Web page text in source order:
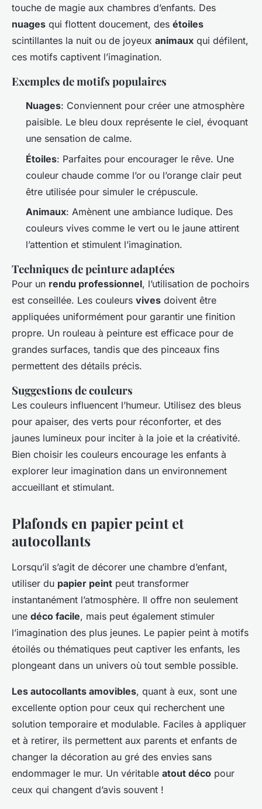
touche de magie aux chambres d’enfants. Des
nuages qui flottent doucement, des étoiles
scintillantes la nuit ou de joyeux animaux qui défilent,
ces motifs captivent l’imagination.
Exemples de motifs populaires
Nuages: Conviennent pour créer une atmosphère
paisible. Le bleu doux représente le ciel, évoquant
une sensation de calme.
Étoiles: Parfaites pour encourager le rêve. Une
couleur chaude comme l’or ou l’orange clair peut
être utilisée pour simuler le crépuscule.
Animaux: Amènent une ambiance ludique. Des
couleurs vives comme le vert ou le jaune attirent
l’attention et stimulent l’imagination.
Techniques de peinture adaptées
Pour un rendu professionnel, l’utilisation de pochoirs
est conseillée. Les couleurs vives doivent être
appliquées uniformément pour garantir une finition
propre. Un rouleau à peinture est efficace pour de
grandes surfaces, tandis que des pinceaux fins
permettent des détails précis.
Suggestions de couleurs
Les couleurs influencent l’humeur. Utilisez des bleus
pour apaiser, des verts pour réconforter, et des
jaunes lumineux pour inciter à la joie et la créativité.
Bien choisir les couleurs encourage les enfants à
explorer leur imagination dans un environnement
accueillant et stimulant.
Plafonds en papier peint et
autocollants
Lorsqu’il s’agit de décorer une chambre d’enfant,
utiliser du papier peint peut transformer
instantanément l’atmosphère. Il offre non seulement
une déco facile, mais peut également stimuler
l’imagination des plus jeunes. Le papier peint à motifs
étoilés ou thématiques peut captiver les enfants, les
plongeant dans un univers où tout semble possible.
Les autocollants amovibles, quant à eux, sont une
excellente option pour ceux qui recherchent une
solution temporaire et modulable. Faciles à appliquer
et à retirer, ils permettent aux parents et enfants de
changer la décoration au gré des envies sans
endommager le mur. Un véritable atout déco pour
ceux qui changent d’avis souvent !